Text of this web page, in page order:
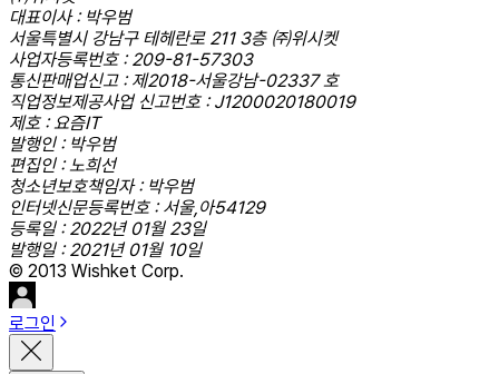
대표이사 : 박우범
서울특별시 강남구 테헤란로 211 3층 ㈜위시켓
사업자등록번호 : 209-81-57303
통신판매업신고 : 제2018-서울강남-02337 호
직업정보제공사업 신고번호 : J1200020180019
제호 : 요즘IT
발행인 : 박우범
편집인 : 노희선
청소년보호책임자 : 박우범
인터넷신문등록번호 : 서울,아54129
등록일 : 2022년 01월 23일
발행일 : 2021년 01월 10일
© 2013 Wishket Corp.
로그인